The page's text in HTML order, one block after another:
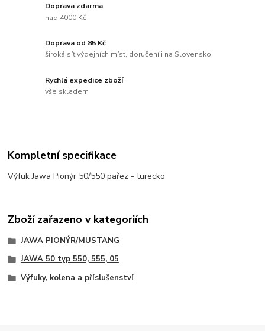
Doprava zdarma
nad 4000 Kč
Doprava od 85 Kč
široká síť výdejních míst, doručení i na Slovensko
Rychlá expedice zboží
vše skladem
Kompletní specifikace
Výfuk Jawa Pionýr 50/550 pařez - turecko
Zboží zařazeno v kategoriích
JAWA PIONÝR/MUSTANG
JAWA 50 typ 550, 555, 05
Výfuky, kolena a příslušenství